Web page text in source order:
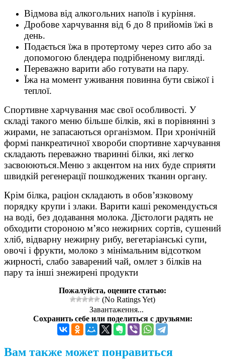
Відмова від алкогольних напоїв і куріння.
Дробове харчування від 6 до 8 прийомів їжі в
день.
Подається їжа в протертому через сито або за
допомогою блендера подрібненому вигляді.
Переважно варити або готувати на пару.
Їжа на момент уживання повинна бути свіжої і
теплої.
Спортивне харчування має свої особливості. У
складі такого меню більше білків, які в порівнянні з
жирами, не запасаються організмом. При хронічній
формі панкреатичної хвороби спортивне харчування
складають переважно тваринні білки, які легко
засвоюються.Меню з акцентом на них буде сприяти
швидкій регенерації пошкоджених тканин органу.
Крім білка, раціон складають в обов’язковому
порядку крупи і злаки. Варити каші рекомендується
на воді, без додавання молока. Дієтологи радять не
обходити стороною м’ясо нежирних сортів, сушений
хліб, відварну нежирну рибу, вегетаріанські супи,
овочі і фрукти, молоко з мінімальним відсотком
жирності, слабо заварений чай, омлет з білків на
пару та інші знежирені продукти
Пожалуйста, оцените статью:
(No Ratings Yet)
Завантаження...
Сохранить себе или поделиться с друзьями:
Вам также может понравиться